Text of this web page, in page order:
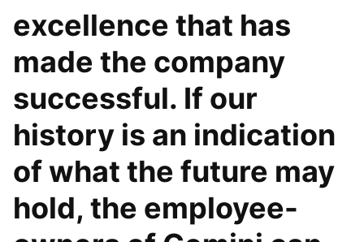
excellence that has
made the company
successful. If our
history is an indication
of what the future may
hold, the employee-